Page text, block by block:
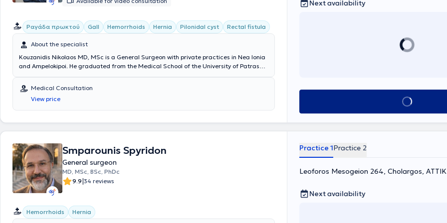
Ραγάδα πρωκτού Gall Hemorrhoids Hernia Pilonidal cyst Rectal fistula
About the specialist
Kouzanidis Nikolaos MD, MSc is a General Surgeon with private practices in Nea Ionia
and Ampelokipoi. He graduated from the Medical School of the University of Patras
surgery, and telesurgery at the Medical School of the National and Kapodistrian
University of Athens. The physician performs laparoscopic cholecystectomies, inguinal
hernias, umbilical hernias, and all types of surgical procedures, as well as home-based
pressure ulcer debridement. Kouzanidis Nikolaos continuously updates his knowledge
Techniques, as well as the European Association for Endoscopic Surgery.
Medical Consultation
View price
Next availability
Book appointment
Smparounis Spyridon
General surgeon
MD, MSc, BSc, PhDc
9.9|34 reviews
Hemorrhoids Hernia
Practice 1Practice 2
Leoforos Mesogeion 264, Cholargos,
Next availability